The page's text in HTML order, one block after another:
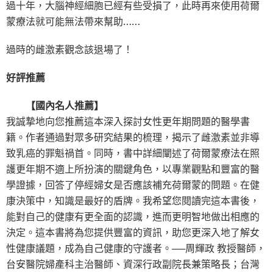
過十年，大腦神經細胞已經有些受損了，此時再來使用荷爾
蒙療法就可能無法帶來幫助……
過時的雌激素觀念該退場了！
好評推薦
【國內名人推薦】
我誠摯地向您推薦這本深入探討女性更年期問題的醫學書
籍。作者通過對眾多研究結果的梳理，揭示了雌激素並非導
致乳癌的罪魁禍首。同時，書中詳細闡述了荷爾蒙療法在照
護更年期不適上所扮演的關鍵角色，以專業觀點和豐富的醫
學證據，回答了停經婦女是否應該補充荷爾蒙的問題。在健
康決策中，知識是最好的盾牌。我希望您閱讀完這本書後，
能對自己的健康有更全面的認識，進而更明智地做出相應的
決定。這本書將為您提供豐富的資訊，助您更深入地了解女
性健康議題，成為自己健康的守護者。──周輝政 教授醫師，
台安醫院婦產科主治醫師、資深行政副院長兼策略長；台灣